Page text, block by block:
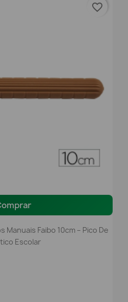
Manuais Faibo 10cm – Pico De
Escolar
favorite_border